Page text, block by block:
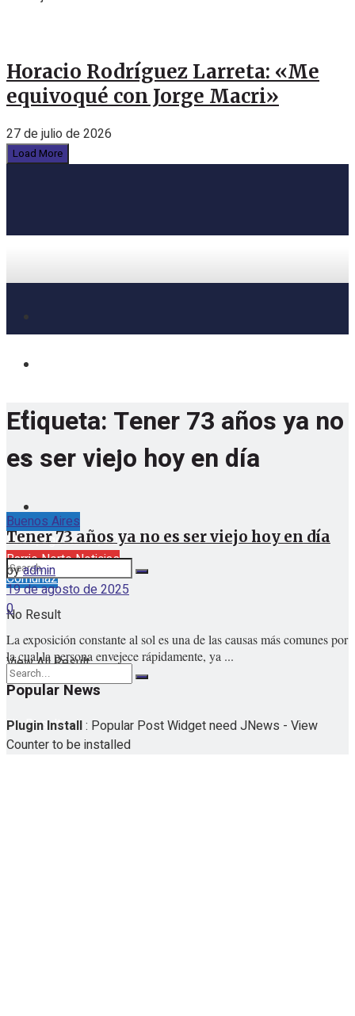
Horacio Rodríguez Larreta: «Me
equivoqué con Jorge Macri»
27 de julio de 2026
Load More
Buenos Aires
lunes, agosto 10, 2026
Barrio Norte Noticias
Comuna2
No Result
View All Result
No Result
Etiqueta: Tener 73 años ya no
es ser viejo hoy en día
Tener 73 años ya no es ser viejo hoy en día
byadmin
19 de agosto de 2025
0
La exposición constante al sol es una de las causas más comunes por
la cual la persona envejece rápidamente, ya ...
Popular News
Plugin Install: Popular Post Widget need JNews - View
Counter to be installed